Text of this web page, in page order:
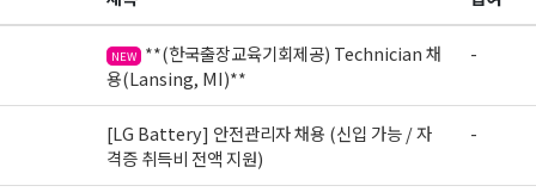
NEW **(한국출장교육기회제공) Technician 채
용(Lansing, MI)**
-
[LG Battery] 안전관리자 채용 (신입 가능 / 자
격증 취득비 전액 지원)
-
WA, 98026, US, https://wowseattle.com. You can revoke your consent to receive
link, found at the bottom of every email.Emails are serviced by
오레곤K 뉴스레터 구독하기!